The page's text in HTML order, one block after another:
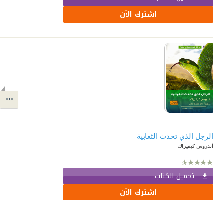
اشترك الآن
الرجل الذي تحدث الثعابية
أندروس كيفيراك
تحميل الكتاب
اشترك الآن